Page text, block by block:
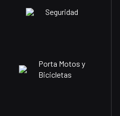
Seguridad
Porta Motos y
Bicicletas